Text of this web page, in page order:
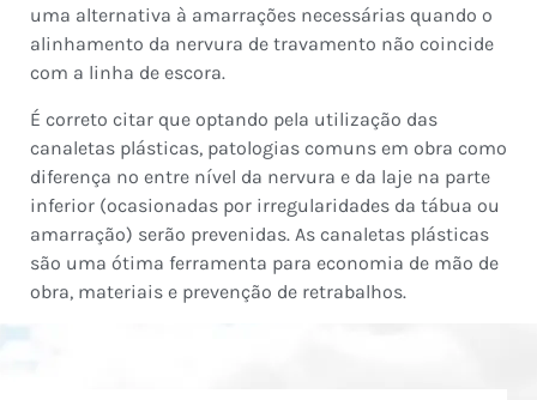
uma alternativa à amarrações necessárias quando o
alinhamento da nervura de travamento não coincide
com a linha de escora.
É correto citar que optando pela utilização das
canaletas plásticas, patologias comuns em obra como
diferença no entre nível da nervura e da laje na parte
inferior (ocasionadas por irregularidades da tábua ou
amarração) serão prevenidas. As canaletas plásticas
são uma ótima ferramenta para economia de mão de
obra, materiais e prevenção de retrabalhos.